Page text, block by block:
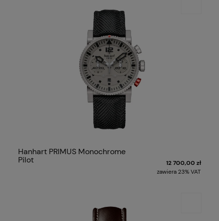
Hanhart PRIMUS Monochrome
Pilot
12 700,00 zł
zawiera 23% VAT